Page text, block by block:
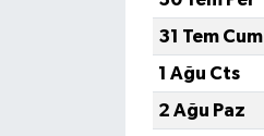
31 Tem Cum
1 Ağu Cts
2 Ağu Paz